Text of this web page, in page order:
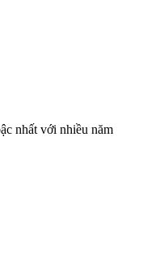
nhất với nhiều năm